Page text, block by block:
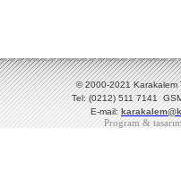
© 2000-2021 Karakalem
Tel: (0212) 511 7141
E-mail:
Program &